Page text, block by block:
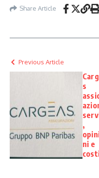
Share Article
Previous Article
s
,
ni e